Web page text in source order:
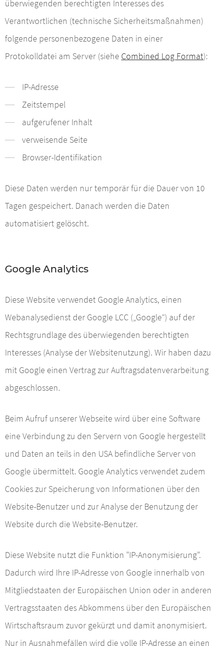
überwiegenden berechtigten Interesses des
Verantwortlichen (technische Sicherheitsmaßnahmen)
folgende personenbezogene Daten in einer
Protokolldatei am Server (siehe Combined Log Format):
IP-Adresse
Zeitstempel
aufgerufener Inhalt
verweisende Seite
Browser-Identifikation
Diese Daten werden nur temporär für die Dauer von 10
Tagen gespeichert. Danach werden die Daten
automatisiert gelöscht.
Google Analytics
Diese Website verwendet Google Analytics, einen
Webanalysedienst der Google LCC („Google“) auf der
Rechtsgrundlage des überwiegenden berechtigten
Interesses (Analyse der Websitenutzung). Wir haben dazu
mit Google einen Vertrag zur Auftragsdatenverarbeitung
abgeschlossen.
Beim Aufruf unserer Webseite wird über eine Software
eine Verbindung zu den Servern von Google hergestellt
und Daten an teils in den USA befindliche Server von
Google übermittelt. Google Analytics verwendet zudem
Cookies zur Speicherung von Informationen über den
Website-Benutzer und zur Analyse der Benutzung der
Website durch die Website-Benutzer.
Diese Website nutzt die Funktion "IP-Anonymisierung".
Dadurch wird Ihre IP-Adresse von Google innerhalb von
Mitgliedstaaten der Europäischen Union oder in anderen
Vertragsstaaten des Abkommens über den Europäischen
Wirtschaftsraum zuvor gekürzt und damit anonymisiert.
Nur in Ausnahmefällen wird die volle IP-Adresse an einen